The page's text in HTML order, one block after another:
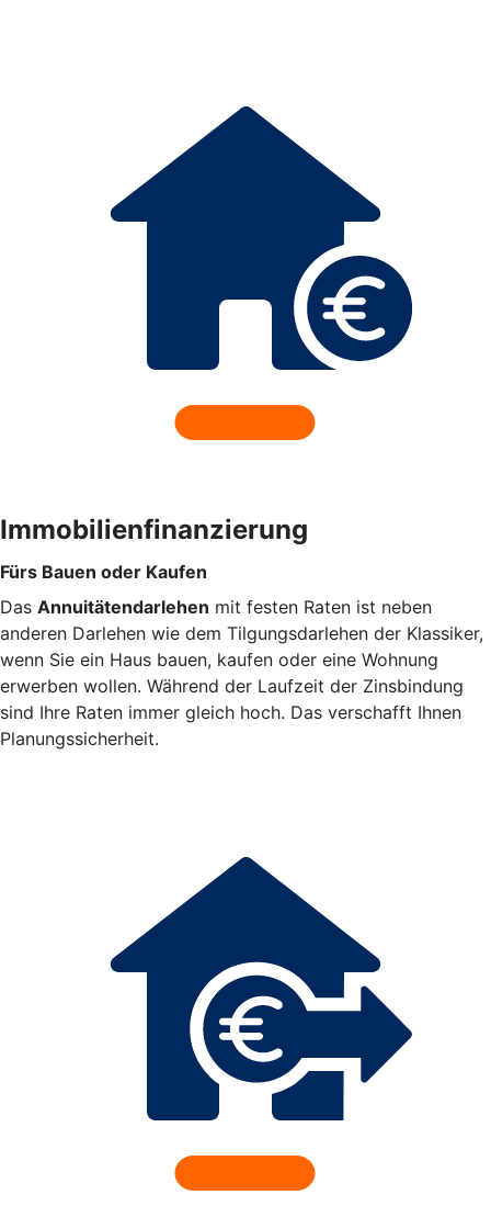
Immobilienfinanzierung
Fürs Bauen oder Kaufen
Das Annuitätendarlehen mit festen Raten ist neben
anderen Darlehen wie dem Tilgungsdarlehen der Klassiker,
wenn Sie ein Haus bauen, kaufen oder eine Wohnung
erwerben wollen. Während der Laufzeit der Zinsbindung
sind Ihre Raten immer gleich hoch. Das verschafft Ihnen
Planungssicherheit.